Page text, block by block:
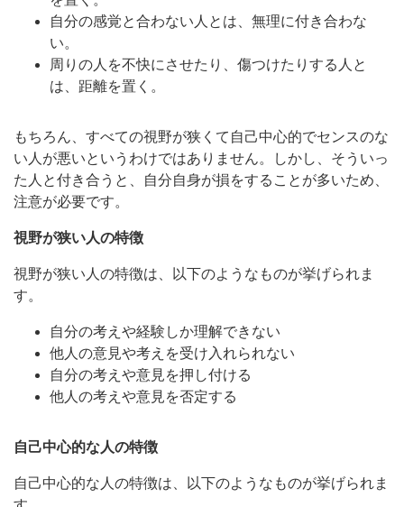
自分の感覚と合わない人とは、無理に付き合わな
い。
周りの人を不快にさせたり、傷つけたりする人と
は、距離を置く。
もちろん、すべての視野が狭くて自己中心的でセンスのな
い人が悪いというわけではありません。しかし、そういっ
た人と付き合うと、自分自身が損をすることが多いため、
注意が必要です。
視野が狭い人の特徴
視野が狭い人の特徴は、以下のようなものが挙げられま
す。
自分の考えや経験しか理解できない
他人の意見や考えを受け入れられない
自分の考えや意見を押し付ける
他人の考えや意見を否定する
自己中心的な人の特徴
自己中心的な人の特徴は、以下のようなものが挙げられま